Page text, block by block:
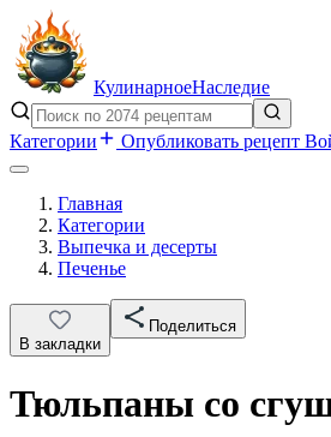
КулинарноеНаследие
Категории Опубликовать рецепт
Главная
Категории
Выпечка и десерты
Печенье
В закладки
Поделиться
Тюльпаны со